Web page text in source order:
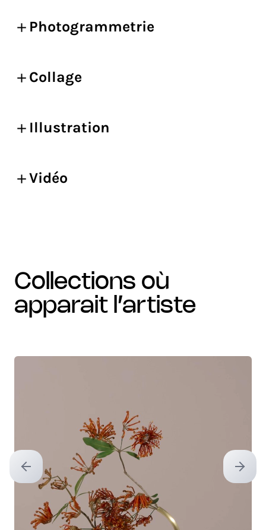
Photogrammetrie
Collage
Illustration
Vidéo
collections où
apparait l’artiste
Previous slide Next